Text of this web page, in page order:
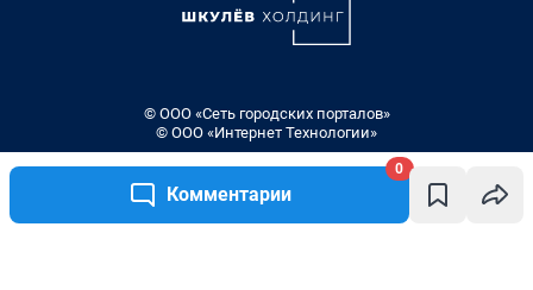
Комментарии
0
© ООО «Сеть городских порталов»
© ООО «Интернет Технологии»